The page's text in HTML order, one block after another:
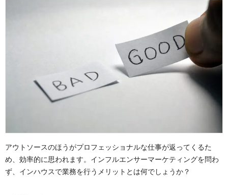
アウトソースのほうがプロフェッショナルな仕事が返ってくるた
め、効率的に思われます。インフルエンサーマーケティングを問わ
ず、インハウスで業務を行うメリットとは何でしょうか？